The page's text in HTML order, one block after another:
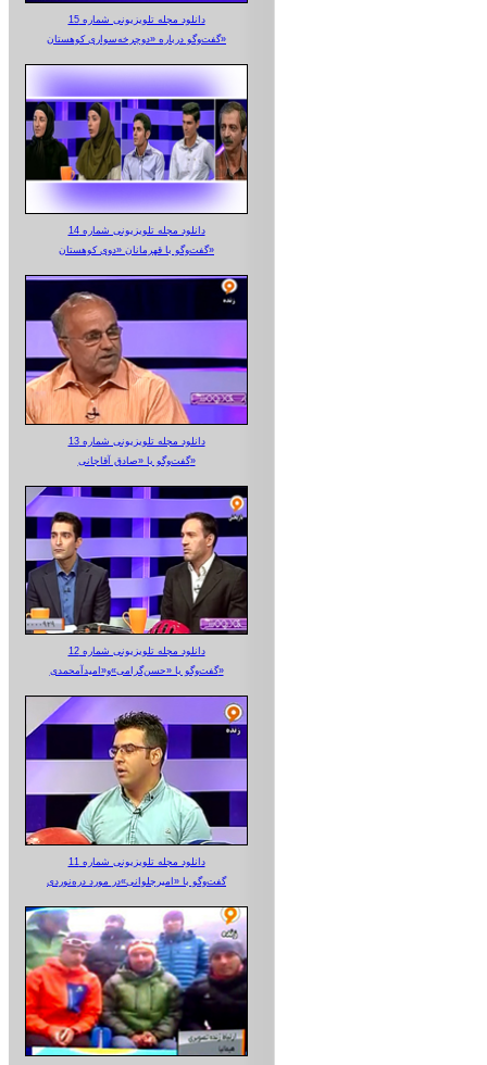
دانلود مجله تلویزیونی شماره 15
گفت‌وگو درباره «دوچرخه‌سواری کوهستان»
دانلود مجله تلویزیونی شماره 14
گفت‌وگو با قهرمانان «دوی کوهستان»
دانلود مجله تلویزیونی شماره 13
گفت‌وگو با «صادق آقاجانی»
دانلود مجله تلویزیونی شماره 12
گفت‌وگو با «حسن‌گرامی»و«امیدآمحمدی»
دانلود مجله تلویزیونی شماره 11
گفت‌وگو با «امیرجلوانی»در مورد دره‌نوردی